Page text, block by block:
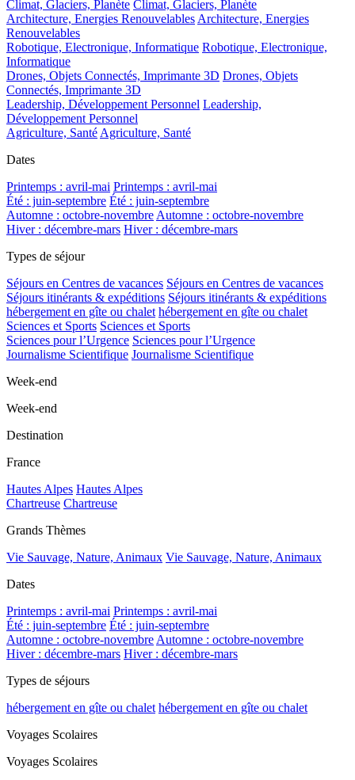
Climat, Glaciers, Planète Climat, Glaciers, Planète
Architecture, Energies Renouvelables Architecture, Energies
Renouvelables
Robotique, Electronique, Informatique Robotique, Electronique,
Informatique
Drones, Objets Connectés, Imprimante 3D Drones, Objets
Connectés, Imprimante 3D
Leadership, Développement Personnel Leadership,
Développement Personnel
Agriculture, Santé Agriculture, Santé
Dates
Printemps : avril-mai Printemps : avril-mai
Été : juin-septembre Été : juin-septembre
Automne : octobre-novembre Automne : octobre-novembre
Hiver : décembre-mars Hiver : décembre-mars
Types de séjour
Séjours en Centres de vacances Séjours en Centres de vacances
Séjours itinérants & expéditions Séjours itinérants & expéditions
hébergement en gîte ou chalet hébergement en gîte ou chalet
Sciences et Sports Sciences et Sports
Sciences pour l’Urgence Sciences pour l’Urgence
Journalisme Scientifique Journalisme Scientifique
Week-end
Week-end
Destination
France
Hautes Alpes Hautes Alpes
Chartreuse Chartreuse
Grands Thèmes
Vie Sauvage, Nature, Animaux Vie Sauvage, Nature, Animaux
Dates
Printemps : avril-mai Printemps : avril-mai
Été : juin-septembre Été : juin-septembre
Automne : octobre-novembre Automne : octobre-novembre
Hiver : décembre-mars Hiver : décembre-mars
Types de séjours
hébergement en gîte ou chalet hébergement en gîte ou chalet
Voyages Scolaires
Voyages Scolaires